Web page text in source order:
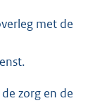
met de
zorg en de